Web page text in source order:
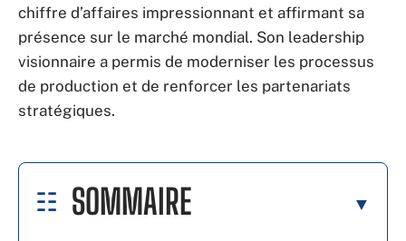
chiffre d’affaires impressionnant et affirmant sa
présence sur le marché mondial. Son leadership
visionnaire a permis de moderniser les processus
de production et de renforcer les partenariats
stratégiques.
SOMMAIRE